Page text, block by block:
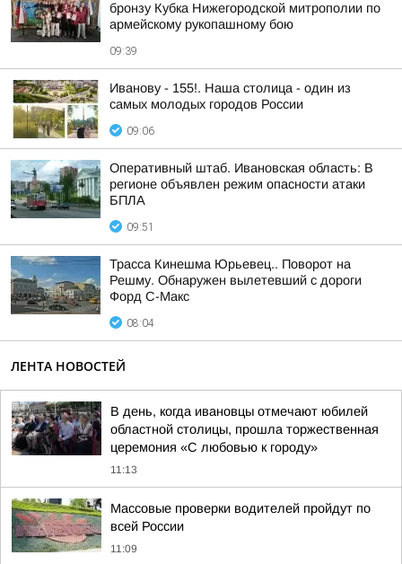
бронзу Кубка Нижегородской митрополии по
армейскому рукопашному бою
09:39
Иванову - 155!. Наша столица - один из
самых молодых городов России
09:06
Оперативный штаб. Ивановская область: В
регионе объявлен режим опасности атаки
БПЛА
09:51
Трасса Кинешма Юрьевец.. Поворот на
Решму. Обнаружен вылетевший с дороги
Форд С-Макс
08:04
ЛЕНТА НОВОСТЕЙ
В день, когда ивановцы отмечают юбилей
областной столицы, прошла торжественная
церемония «С любовью к городу»
11:13
Массовые проверки водителей пройдут по
всей России
11:09